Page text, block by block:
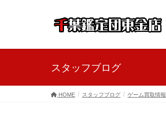
スタッフブログ
HOME スタッフブログ ゲーム買取情報